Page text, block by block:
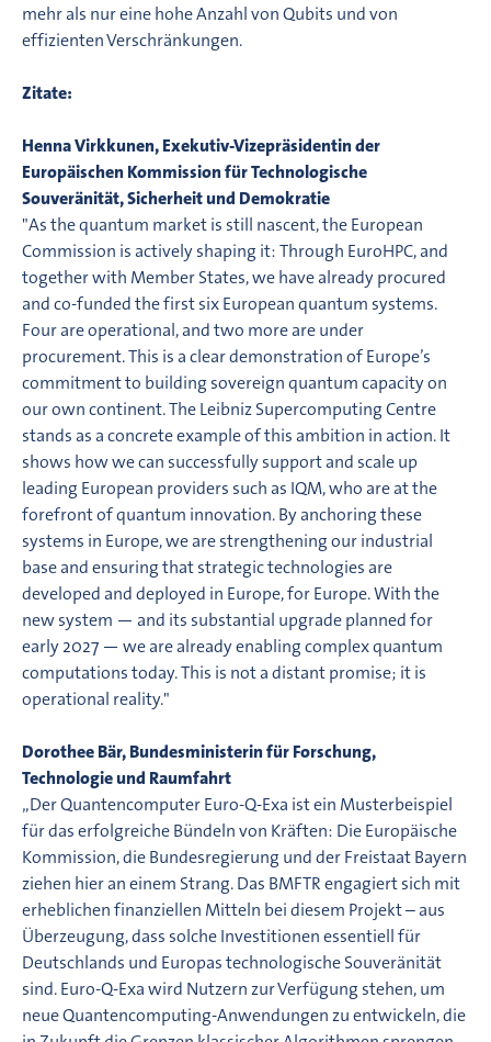
mehr als nur eine hohe Anzahl von Qubits und von
effizienten Verschränkungen.
Zitate:
Henna Virkkunen, Exekutiv-Vizepräsidentin der
Europäischen Kommission für Technologische
Souveränität, Sicherheit und Demokratie
"As the quantum market is still nascent, the European
Commission is actively shaping it: Through EuroHPC, and
together with Member States, we have already procured
and co-funded the first six European quantum systems.
Four are operational, and two more are under
procurement. This is a clear demonstration of Europe’s
commitment to building sovereign quantum capacity on
our own continent. The Leibniz Supercomputing Centre
stands as a concrete example of this ambition in action. It
shows how we can successfully support and scale up
leading European providers such as IQM, who are at the
forefront of quantum innovation. By anchoring these
systems in Europe, we are strengthening our industrial
base and ensuring that strategic technologies are
developed and deployed in Europe, for Europe. With the
new system — and its substantial upgrade planned for
early 2027 — we are already enabling complex quantum
computations today. This is not a distant promise; it is
operational reality."
Dorothee Bär, Bundesministerin für Forschung,
Technologie und Raumfahrt
„Der Quantencomputer Euro-Q-Exa ist ein Musterbeispiel
für das erfolgreiche Bündeln von Kräften: Die Europäische
Kommission, die Bundesregierung und der Freistaat Bayern
ziehen hier an einem Strang. Das BMFTR engagiert sich mit
erheblichen finanziellen Mitteln bei diesem Projekt – aus
Überzeugung, dass solche Investitionen essentiell für
Deutschlands und Europas technologische Souveränität
sind. Euro-Q-Exa wird Nutzern zur Verfügung stehen, um
neue Quantencomputing-Anwendungen zu entwickeln, die